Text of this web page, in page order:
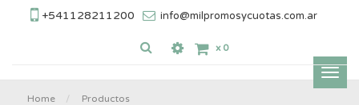
+541128211200 info@milpromosycuotas.com.ar
x 0
Home
Productos